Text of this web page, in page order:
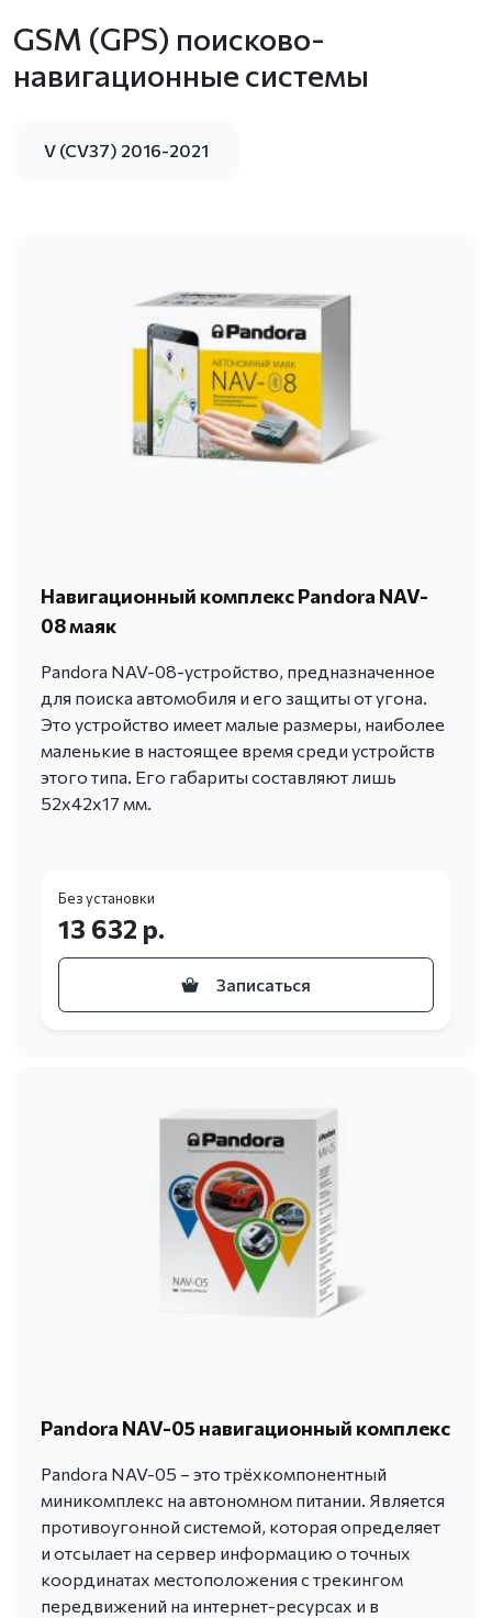
GSM (GPS) поисково-
навигационные системы
V (CV37) 2016-2021
Навигационный комплекс Pandora NAV-
08 маяк
Pandora NAV-08-устройство, предназначенное
для поиска автомобиля и его защиты от угона.
Это устройство имеет малые размеры, наиболее
маленькие в настоящее время среди устройств
этого типа. Его габариты составляют лишь
52х42х17 мм.
Без установки
13 632 р.
Записаться
Pandora NAV-05 навигационный комплекс
Pandora NAV-05 – это трёхкомпонентный
миникомплекс на автономном питании. Является
противоугонной системой, которая определяет
и отсылает на сервер информацию о точных
координатах местоположения с трекингом
передвижений на интернет-ресурсах и в